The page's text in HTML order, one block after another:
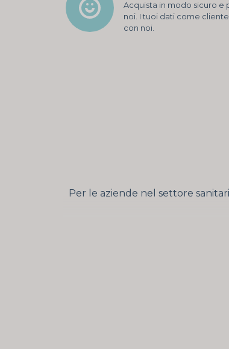
Acquista in modo sicuro e
noi. I tuoi dati come
con noi.
Per le aziende nel settore
Quando un test è approvato